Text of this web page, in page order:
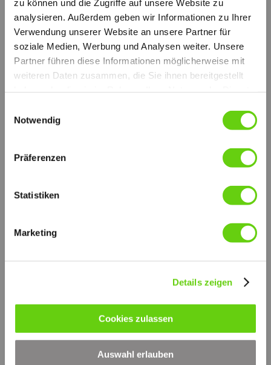
zu können und die Zugriffe auf unsere Website zu
analysieren. Außerdem geben wir Informationen zu Ihrer
Verwendung unserer Website an unsere Partner für
soziale Medien, Werbung und Analysen weiter. Unsere
Partner führen diese Informationen möglicherweise mit
weiteren Daten zusammen, die Sie ihnen bereitgestellt
Notwendig
Präferenzen
Statistiken
Marketing
Details zeigen
Cookies zulassen
Auswahl erlauben
VORBEHALTEN. MODIFICATIONS
RESERVED WITHOUT PRIOR NOTICE.
Ufi-Sofima_HYD_Catalogo_2018_FAM_Web.pdf
PDF-Dokument [548.6 KB]
weitere technische Informationen (PDF)
FAM_E
© by hydraulik4u - ÄNDERUNGEN
RESERVED WITHOUT PRIOR NOTICE.
werden durch ständige Untersuchungen in unseren Laboren
und durch internationale Zusammenarbeit auf höchstem
Alle Proben werden nach folgenden Normen durchgeführt:
ISO 2942:
Verfahren zur Prüfung der Endscheibenbelastung
ISO 16889: